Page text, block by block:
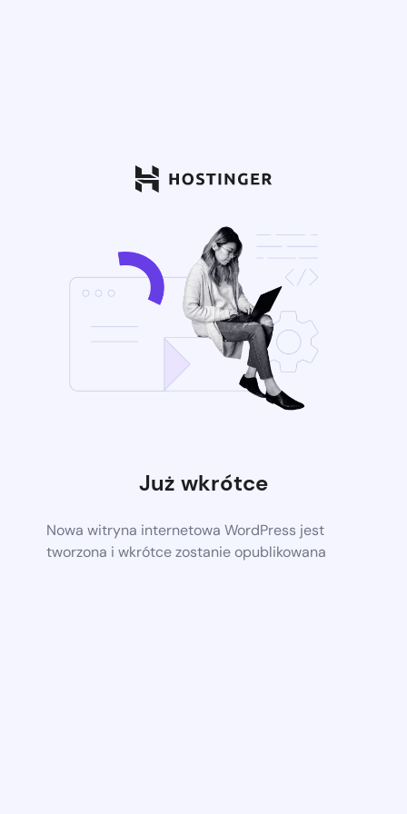
Już wkrótce
Nowa witryna internetowa WordPress jest
tworzona i wkrótce zostanie opublikowana